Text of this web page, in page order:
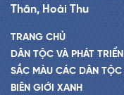
Thân, Hoài Thu
TRANG CHỦ
DÂN TỘC VÀ PHÁT TRIỂN
SẮC MÀU CÁC DÂN TỘC
BIÊN GIỚI XANH